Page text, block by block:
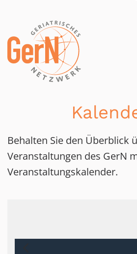
Behalten Sie den Überblick
Veranstaltungen des GerN
Veranstaltungskalender.